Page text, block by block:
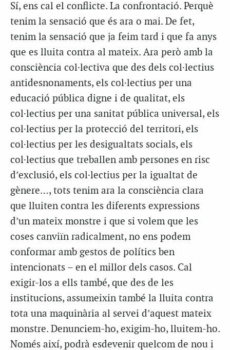
Sí, ens cal el conflicte. La confrontació. Perquè
tenim la sensació que és ara o mai. De fet,
tenim la sensació que ja feim tard i que fa anys
que es lluita contra al mateix. Ara però amb la
consciència col·lectiva que des dels col·lectius
antidesnonaments, els col·lectius per una
educació pública digne i de qualitat, els
col·lectius per una sanitat pública universal, els
col·lectius per la protecció del territori, els
col·lectius per les desigualtats socials, els
col·lectius que treballen amb persones en risc
d’exclusió, els col·lectius per la igualtat de
gènere…, tots tenim ara la consciència clara
que lluiten contra les diferents expressions
d’un mateix monstre i que si volem que les
coses canviïn radicalment, no ens podem
conformar amb gestos de polítics ben
intencionats – en el millor dels casos. Cal
exigir-los a ells també, que des de les
institucions, assumeixin també la lluita contra
tota una maquinària al servei d’aquest mateix
monstre. Denunciem-ho, exigim-ho, lluitem-ho.
Només així, podrà esdevenir quelcom de nou i